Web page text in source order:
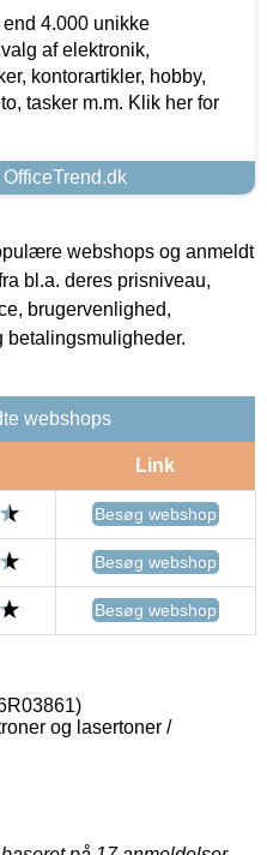
4.000 unikke
af elektronik,
kontorartikler, hobby,
tasker m.m. Klik her for
webshops og anmeldt
bl.a. deres prisniveau,
brugervenlighed,
betalingsmuligheder.
webshops
Link
Besøg webshop
Besøg webshop
Besøg webshop
og lasertoner /